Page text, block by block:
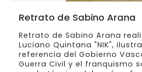
Retrato de Sabino Arana
Retrato de Sabino Arana
Luciano Quintana "NIK",
referencia del Gobierno
Guerra Civil y el franquismo